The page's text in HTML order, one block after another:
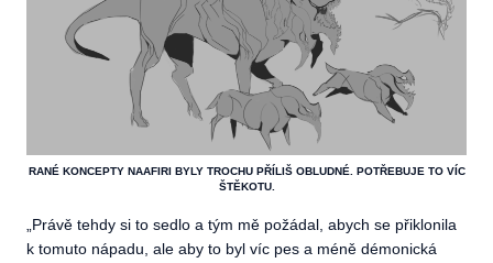
RANÉ KONCEPTY NAAFIRI BYLY TROCHU PŘÍLIŠ OBLUDNÉ. POTŘEBUJE TO VÍC
ŠTĚKOTU.
„Právě tehdy si to sedlo a tým mě požádal, abych se přiklonila
k tomuto nápadu, ale aby to byl víc pes a méně démonická